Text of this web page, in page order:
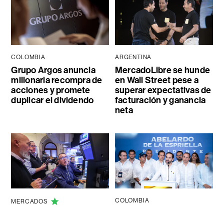
COLOMBIA
Grupo Argos anuncia
millonaria recompra de
acciones y promete
duplicar el dividendo
ARGENTINA
MercadoLibre se hunde
en Wall Street pese a
superar expectativas de
facturación y ganancia
neta
MERCADOS COLOMBIA